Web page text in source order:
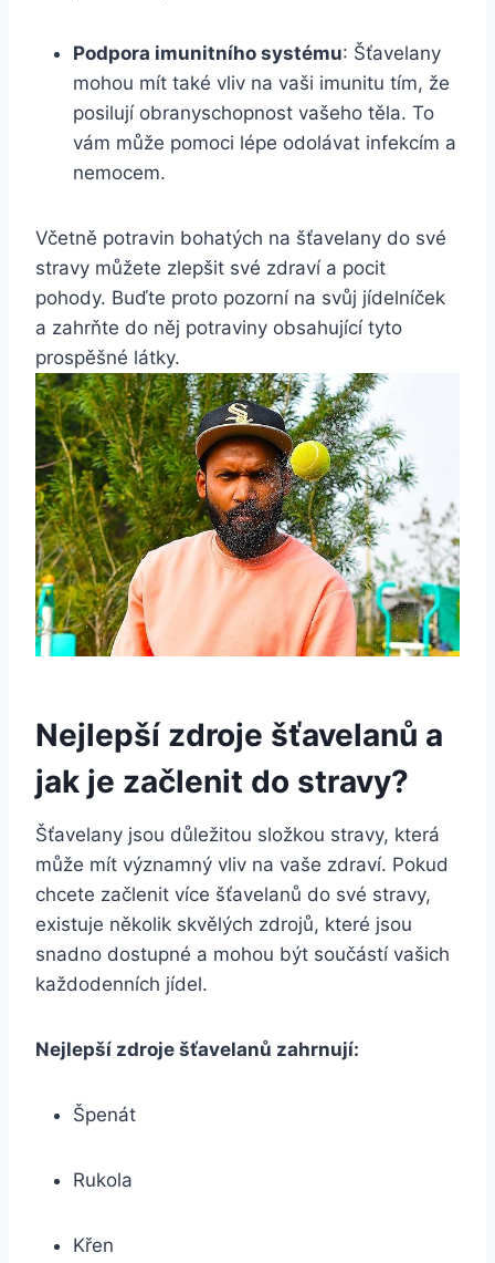
Podpora imunitního systému: Šťavelany
mohou mít také vliv na vaši imunitu tím, že
posilují obranyschopnost vašeho těla. To
vám může pomoci lépe odolávat infekcím a
nemocem.
Včetně potravin bohatých na šťavelany do své
stravy můžete zlepšit své zdraví a pocit
pohody. Buďte proto pozorní na svůj jídelníček
a zahrňte do něj potraviny obsahující tyto
prospěšné látky.
Nejlepší zdroje šťavelanů a
jak je začlenit do stravy?
Šťavelany jsou důležitou složkou stravy, která
může mít významný vliv na vaše zdraví. Pokud
chcete začlenit více šťavelanů do své stravy,
existuje několik skvělých zdrojů, které jsou
snadno dostupné a mohou být součástí vašich
každodenních jídel.
Nejlepší zdroje šťavelanů zahrnují:
Špenát
Rukola
Křen